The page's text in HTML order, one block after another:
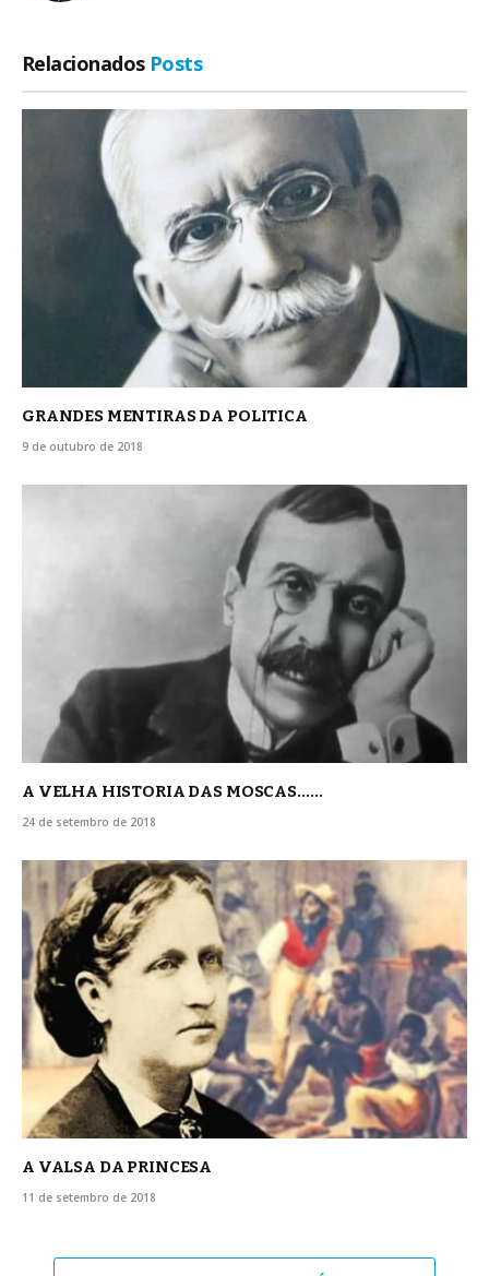
Relacionados Posts
GRANDES MENTIRAS DA POLITICA
9 de outubro de 2018
A VELHA HISTORIA DAS MOSCAS……
24 de setembro de 2018
A VALSA DA PRINCESA
11 de setembro de 2018